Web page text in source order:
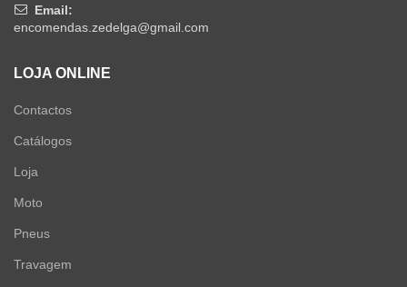
Email:
encomendas.zedelga@gmail.com
LOJA ONLINE
Contactos
Catálogos
Loja
Moto
Pneus
Travagem